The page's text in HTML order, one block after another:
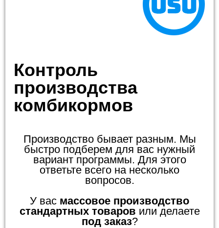
Контроль
производства
комбикормов
Производство бывает разным. Мы
быстро подберем для вас нужный
вариант программы. Для этого
ответьте всего на несколько
вопросов.
У вас массовое производство
стандартных товаров или делаете
под заказ?